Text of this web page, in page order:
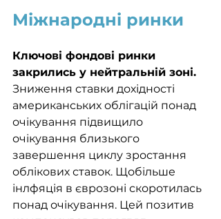
Міжнародні ринки
Ключові фондові ринки
закрились у нейтральній зоні.
Зниження ставки дохідності
американських облігацій понад
очікування підвищило
очікування близького
завершення циклу зростання
облікових ставок. Щобільше
інлфяція в єврозоні скоротилась
понад очікування. Цей позитив